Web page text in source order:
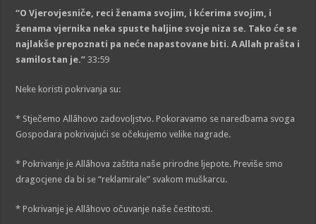
“O Vjerovjesniče, reci ženama svojim, i kćerima svojim, i
ženama vjernika neka spuste haljine svoje niza se. Tako će se
najlakše prepoznati pa neće napastovane biti. A Allah prašta i
samilostan je.” 33:59
Neke koristi pokrivanja su:
* Stječemo Allâhovo zadovoljstvo. Pokoravamo se naredbama svoga
Gospodara pokrivajući se očekujemo velike nagrade.
* Pokrivanje je Allâhova zaštita naše prirodne ljepote. Previše smo
dragocjene da bi se “reklamirale” svakom muškarcu.
* Pokrivanje je Allâhovo očuvanje naše čestitosti.